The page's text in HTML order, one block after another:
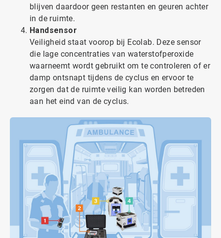
blijven daardoor geen restanten en geuren achter
in de ruimte.
Handsensor
Veiligheid staat voorop bij Ecolab. Deze sensor
die lage concentraties van waterstofperoxide
waarneemt wordt gebruikt om te controleren of er
damp ontsnapt tijdens de cyclus en ervoor te
zorgen dat de ruimte veilig kan worden betreden
aan het eind van de cyclus.